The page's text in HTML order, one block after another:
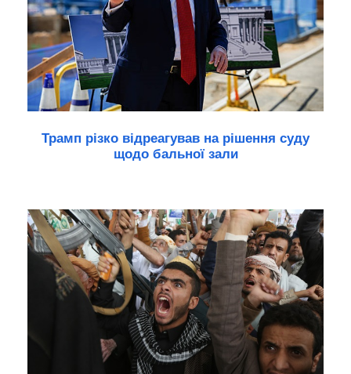
Трамп різко відреагував на рішення суду
щодо бальної зали